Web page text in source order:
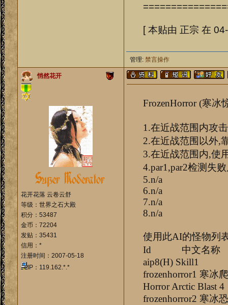
[ 本贴由 正宗 在
管理: 禁言操作
悄然花开
花开花落 云卷云舒
等级：世界之石大殿
积分：53487
金币：72204
发贴：35431
信用：*
注册时间：2007-05-18
IP：119.162.*.*
FrozenHorror (寒冰
1.在近战范围内攻
2.在近战范围以外,
3.在近战范围内,使
4.par1,par2检测失
5.n/a
6.n/a
7.n/a
8.n/a
使用此AI的怪物列
Id 中文名称
aip8(H) Skill1
Horror Arctic Blast 4